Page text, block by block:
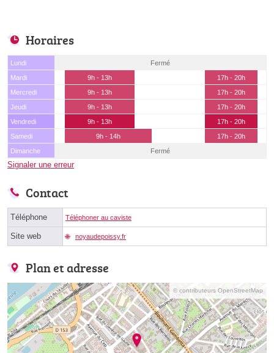
Horaires
Lundi
Fermé
Mardi
9h - 13h
17h - 20h
Mercredi
9h - 13h
17h - 20h
Jeudi
9h - 13h
17h - 20h
Vendredi
9h - 13h
17h - 20h
Samedi
9h - 14h
17h - 20h
Dimanche
Fermé
Signaler une erreur
Contact
Téléphone Téléphoner au caviste
Site web noyaudepoissy.fr
Plan et adresse
© contributeurs OpenStreetMap